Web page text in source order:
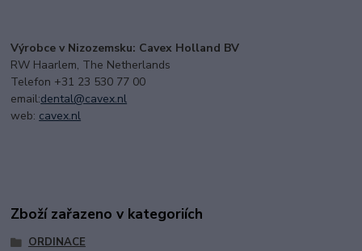
Výrobce v Nizozemsku: Cavex Holland BV
RW Haarlem, The Netherlands
Telefon +31 23 530 77 00
email:dental@cavex.nl
web: cavex.nl
Zboží zařazeno v kategoriích
ORDINACE